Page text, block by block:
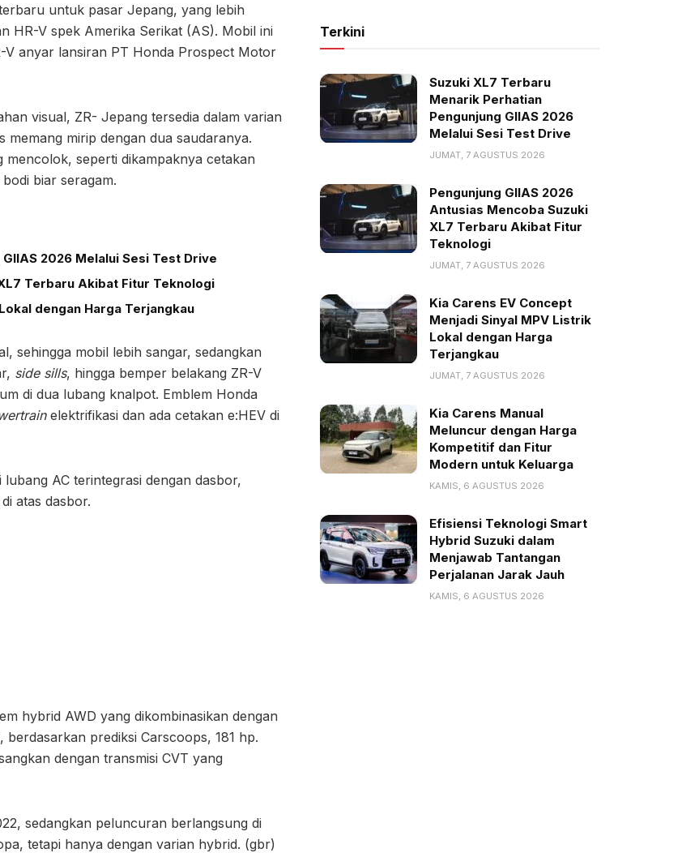
untuk pasar Jepang, yang lebih
HR-V spek Amerika Serikat (AS). Mobil ini
V anyar lansiran PT Honda Prospect Motor
visual, ZR- Jepang tersedia dalam varian
memang mirip dengan dua saudaranya.
mencolok, seperti dikampaknya cetakan
biar seragam.
2026 Melalui Sesi Test Drive
Terbaru Akibat Fitur Teknologi
dengan Harga Terjangkau
sehingga mobil lebih sangar, sedangkan
side sills, hingga bemper belakang ZR-V
di dua lubang knalpot. Emblem Honda
elektrifikasi dan ada cetakan e:HEV di
AC terintegrasi dengan dasbor,
atas dasbor.
hybrid AWD yang dikombinasikan dengan
prediksi Carscoops, 181 hp.
dengan transmisi CVT yang
sedangkan peluncuran berlangsung di
tetapi hanya dengan varian hybrid. (gbr)
Terkini
Suzuki XL7 Terbaru
Menarik Perhatian
Pengunjung GIIAS 2026
Melalui Sesi Test Drive
JUMAT, 7 AGUSTUS 2026
Pengunjung GIIAS 2026
Antusias Mencoba Suzuki
XL7 Terbaru Akibat Fitur
Teknologi
JUMAT, 7 AGUSTUS 2026
Kia Carens EV Concept
Menjadi Sinyal MPV Listrik
Lokal dengan Harga
Terjangkau
JUMAT, 7 AGUSTUS 2026
Kia Carens Manual
Meluncur dengan Harga
Kompetitif dan Fitur
Modern untuk Keluarga
KAMIS, 6 AGUSTUS 2026
Efisiensi Teknologi Smart
Hybrid Suzuki dalam
Menjawab Tantangan
Perjalanan Jarak Jauh
KAMIS, 6 AGUSTUS 2026